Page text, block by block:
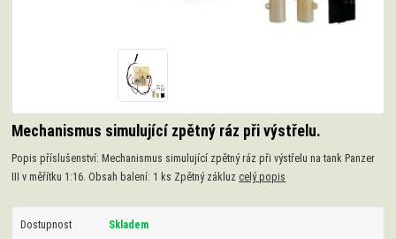
Mechanismus simulující zpětný ráz při výstřelu.
Popis příslušenství: Mechanismus simulující zpětný ráz při výstřelu na tank Panzer
III v měřítku 1:16. Obsah balení: 1 ks Zpětný zákluz celý popis
Dostupnost Skladem